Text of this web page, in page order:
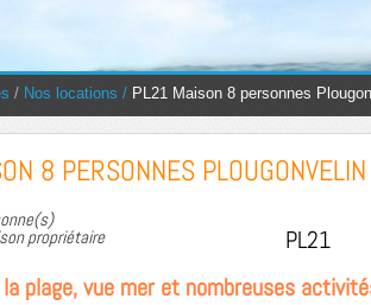
/ Nos locations / PL21 Maison 8 personnes
8 PERSONNES PLOUGONVELIN
propriétaire
plage, vue mer et nombreuses
PL21